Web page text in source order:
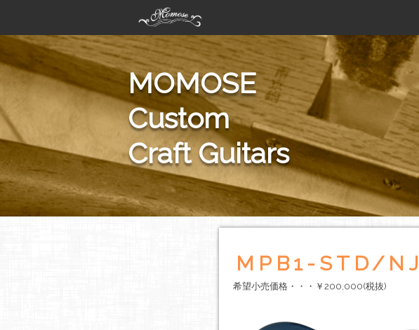
MOMOSE
Custom
Craft Guitars
MPB1-STD/NJ
希望小売価格・・・￥200,000(税抜)